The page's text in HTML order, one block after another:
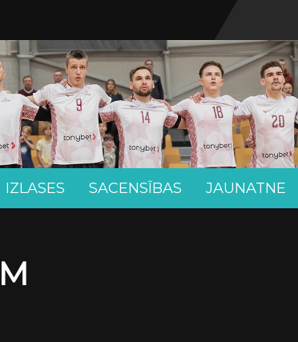
IZLASES SACENSĪBAS JAUNATNE